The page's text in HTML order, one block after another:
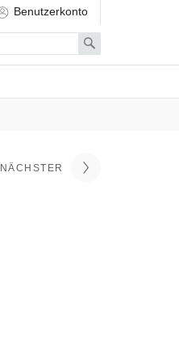
Benutzerkonto
Search
NÄCHSTER